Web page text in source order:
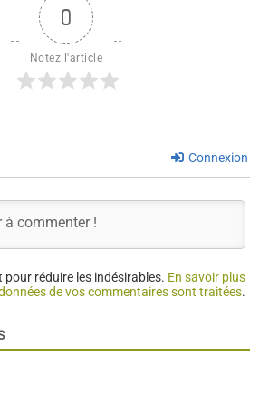
0
Notez l'article
Connexion
pour réduire les indésirables. En savoir plus
de vos commentaires sont traitées.